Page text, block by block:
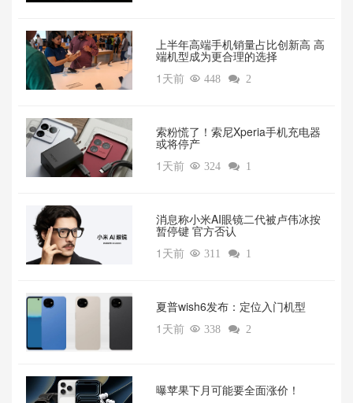
上半年高端手机销量占比创新高 高
端机型成为更合理的选择
1天前  448  2
索粉慌了！索尼Xperia手机充电器
或将停产
1天前  324  1
消息称小米AI眼镜二代被卢伟冰按
暂停键 官方否认
1天前  311  1
夏普wish6发布：定位入门机型
1天前  338  2
曝苹果下月可能要全面涨价！